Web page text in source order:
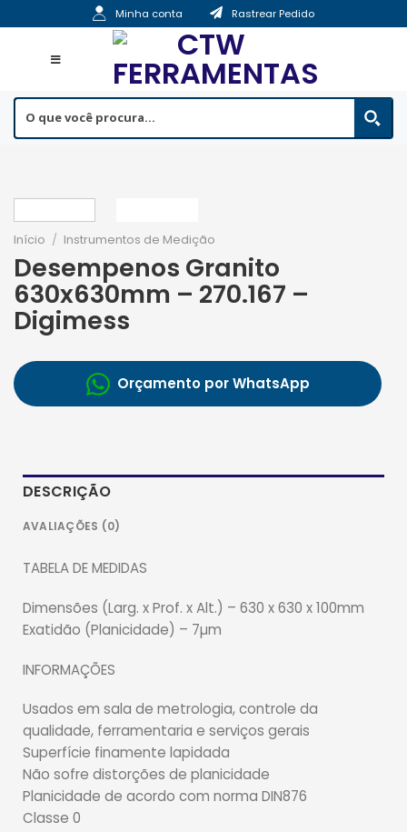
to
content
Minha conta Rastrear Pedido
Início / Instrumentos de Medição
Desempenos Granito
630x630mm – 270.167 –
Digimess
Orçamento por WhatsApp
DESCRIÇÃO
AVALIAÇÕES (0)
TABELA DE MEDIDAS
Dimensões (Larg. x Prof. x Alt.) – 630 x 630 x 100mm
Exatidão (Planicidade) – 7µm
INFORMAÇÕES
Usados em sala de metrologia, controle da
qualidade, ferramentaria e serviços gerais
Superfície finamente lapidada
Não sofre distorções de planicidade
Planicidade de acordo com norma DIN876
Classe 0